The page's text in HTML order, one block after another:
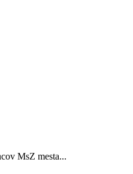
MsZ mesta...